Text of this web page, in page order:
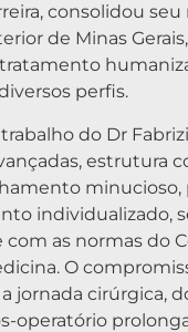
consolidou
de Minas Gerais,
perfis.
do Dr
estrutura
minucioso,
individualizado,
as normas do
O
jornada cirúrgica,
operatório